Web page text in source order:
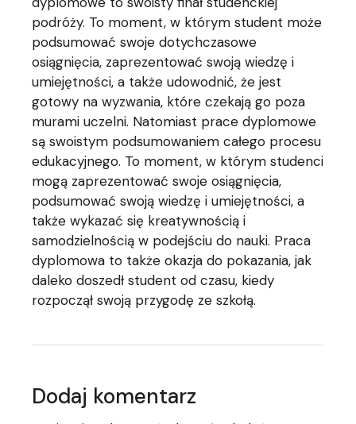
podróży. To moment, w którym student może
podsumować swoje dotychczasowe
osiągnięcia, zaprezentować swoją wiedzę i
umiejętności, a także udowodnić, że jest
gotowy na wyzwania, które czekają go poza
murami uczelni. Natomiast prace dyplomowe
są swoistym podsumowaniem całego procesu
edukacyjnego. To moment, w którym studenci
mogą zaprezentować swoje osiągnięcia,
podsumować swoją wiedzę i umiejętności, a
także wykazać się kreatywnością i
samodzielnością w podejściu do nauki. Praca
dyplomowa to także okazja do pokazania, jak
daleko doszedł student od czasu, kiedy
rozpoczął swoją przygodę ze szkołą.
Dodaj komentarz